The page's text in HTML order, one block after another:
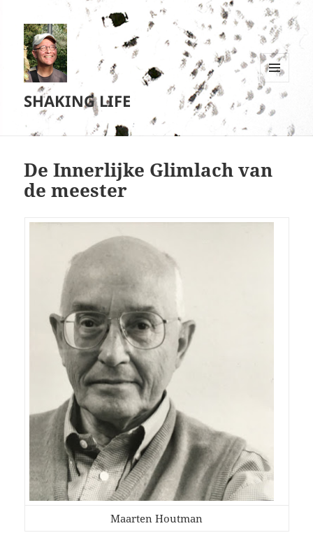
SHAKING LIFE
MENU
WIDGETS
De Innerlijke Glimlach van
de meester
Maarten Houtman